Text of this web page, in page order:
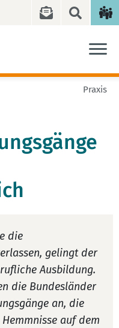
Praxis
die
gelingt der
Ausbildung.
die Bundesländer
an, die
auf dem